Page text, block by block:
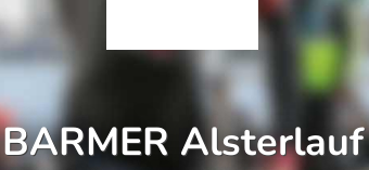
BARMER Alsterlauf